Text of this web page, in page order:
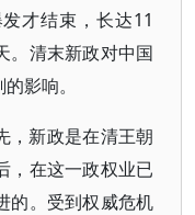
才结束，长达11
。清末新政对中国
影响。
，新政是在清王朝
，在这一政权业已
的。受到权威危机